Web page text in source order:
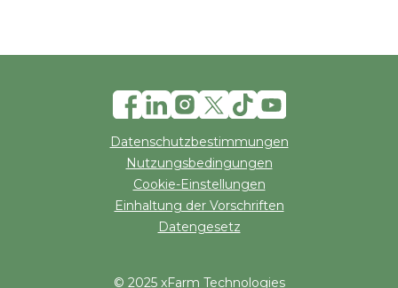
Datenschutzbestimmungen
Nutzungsbedingungen
Cookie-Einstellungen
Einhaltung der Vorschriften
Datengesetz
© 2025 xFarm Technologies